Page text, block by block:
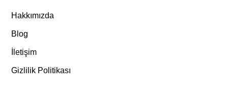
Hakkımızda
Blog
İletişim
Gizlilik Politikası